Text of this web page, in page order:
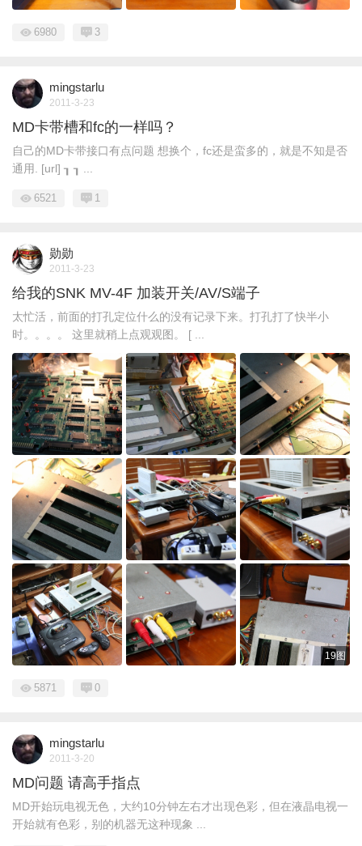
6980 3
mingstarlu
2011-3-23
MD卡带槽和fc的一样吗？
自己的MD卡带接口有点问题 想换个，fc还是蛮多的，就是不知是否
通用. [url] ┒ ┒ ...
6521 1
勋勋
2011-3-23
给我的SNK MV-4F 加装开关/AV/S端子
太忙活，前面的打孔定位什么的没有记录下来。打孔打了快半小
时。。。。 这里就稍上点观观图。 [ ...
19图
5871 0
mingstarlu
2011-3-20
MD问题 请高手指点
MD开始玩电视无色，大约10分钟左右才出现色彩，但在液晶电视一
开始就有色彩，别的机器无这种现象 ...